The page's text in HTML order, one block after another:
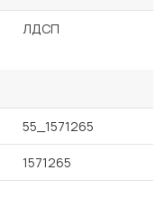
ЛДСП
55_1571265
1571265